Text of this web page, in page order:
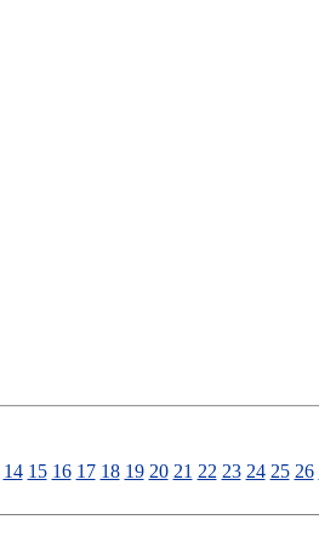
14 15 16 17 18 19 20 21 22 23 24 25 26